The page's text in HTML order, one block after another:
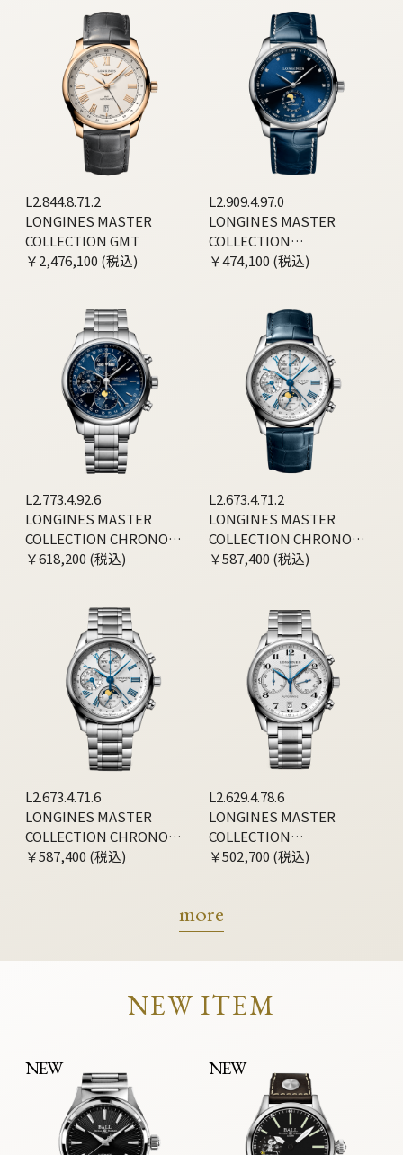
L2.844.8.71.2
LONGINES MASTER
COLLECTION GMT
￥2,476,100 (税込)
L2.909.4.97.0
LONGINES MASTER
COLLECTION
MOONPHASE
￥474,100 (税込)
L2.773.4.92.6
LONGINES MASTER
COLLECTION CHRONO
MOONPHASE
￥618,200 (税込)
L2.673.4.71.2
LONGINES MASTER
COLLECTION CHRONO
MOONPHASE
￥587,400 (税込)
L2.673.4.71.6
LONGINES MASTER
COLLECTION CHRONO
MOONPHASE
￥587,400 (税込)
L2.629.4.78.6
LONGINES MASTER
COLLECTION
CHRONOGRAPH
￥502,700 (税込)
more
NEW ITEM
NEW NEW